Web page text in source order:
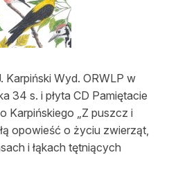
Karpiński Wyd. ORWLP w
34 s. i płyta CD Pamiętacie
Karpińskiego „Z puszcz i
opowieść o życiu zwierząt,
i łąkach tętniących